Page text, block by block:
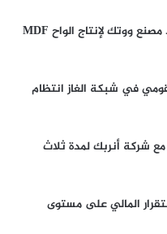
رئيس القابضة للبتروكيماويات يتفقد مصنع ووتك لإنتاج الواح MDF
في شبكة الغاز انتظام
شركة أنربك لمدة ثلاث
المالي على مستوى